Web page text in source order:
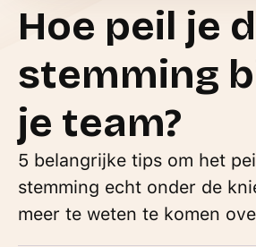
Hoe peil je
stemming
je team?
5 belangrijke tips om het
stemming echt onder de
meer te weten te komen